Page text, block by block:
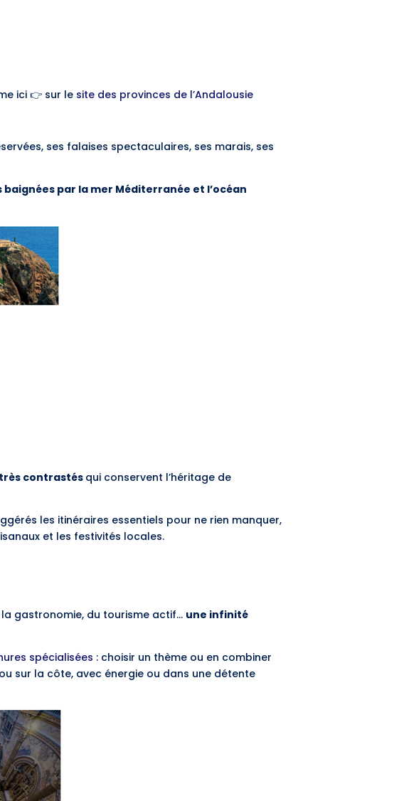
ici 👉 sur le site des provinces de l’Andalousie
ses falaises spectaculaires, ses marais, ses
par la mer Méditerranée et l’océan
contrastés qui conservent l’héritage de
les itinéraires essentiels pour ne rien manquer,
et les festivités locales.
gastronomie, du tourisme actif… une infinité
spécialisées : choisir un thème ou en combiner
sur la côte, avec énergie ou dans une détente